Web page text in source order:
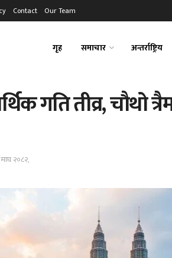
Contact Our Team
गृह समाचार अन्तर्राष्ट्रिय
गति तीव्र, चौथो
२०८२,